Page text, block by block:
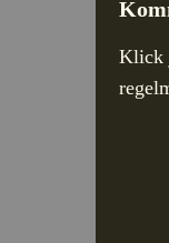
Klick